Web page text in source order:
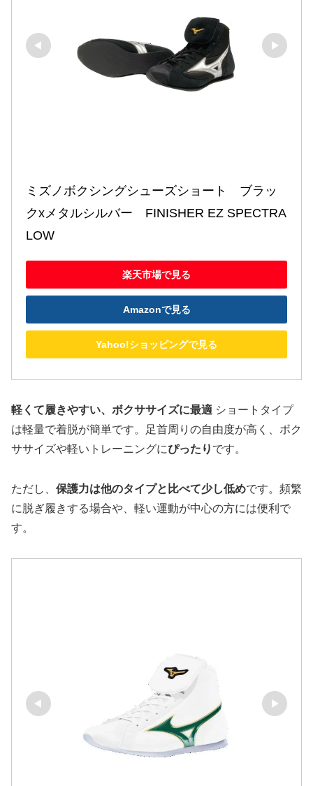
ミズノボクシングシューズショート　ブラッ
クxメタルシルバー　FINISHER EZ SPECTRA
LOW
楽天市場で見る
Amazonで見る
Yahoo!ショッピングで見る
軽くて履きやすい、ボクササイズに最適 ショートタイプ
は軽量で着脱が簡単です。足首周りの自由度が高く、ボク
ササイズや軽いトレーニングにぴったり です。
ただし、 保護力は他のタイプと比べて少し低めです。頻繁
に脱ぎ履きする場合や、軽い運動が中心の方には便利で
す。